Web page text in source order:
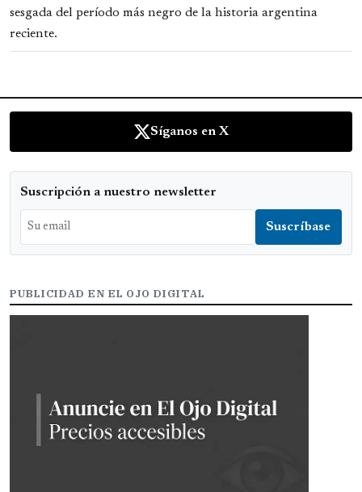
sesgada del período más negro de la historia argentina
reciente.
Síganos en X
Suscripción a nuestro newsletter
PUBLICIDAD EN EL OJO DIGITAL